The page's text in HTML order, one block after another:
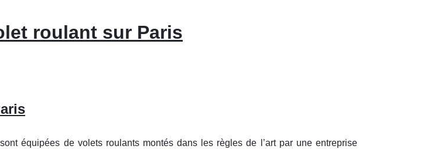
roulant sur Paris
équipées de volets roulants montés dans les règles de l’art par une entreprise